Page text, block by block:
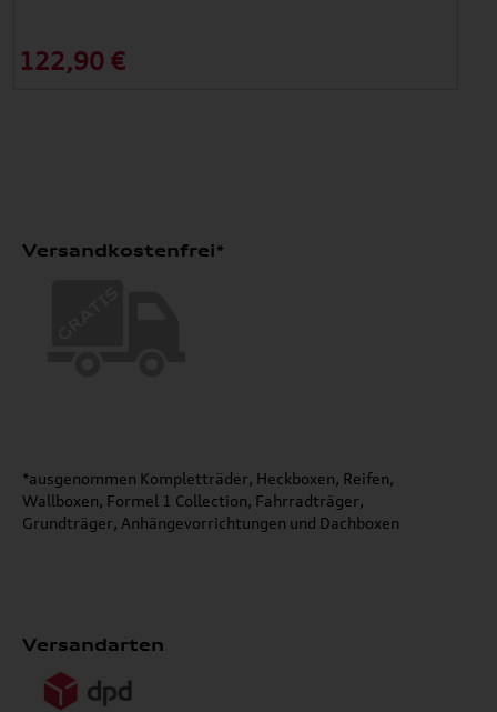
122,90 €
Versandkostenfrei*
*ausgenommen Kompletträder, Heckboxen, Reifen,
Wallboxen, Formel 1 Collection, Fahrradträger,
Grundträger, Anhängevorrichtungen und Dachboxen
Versandarten